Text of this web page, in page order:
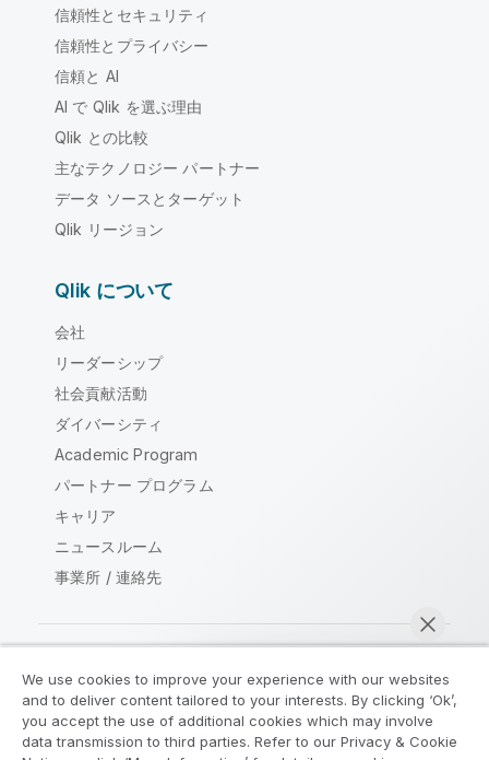
信頼性とセキュリティ
信頼性とプライバシー
信頼と AI
AI で Qlik を選ぶ理由
Qlik との比較
主なテクノロジー パートナー
データ ソースとターゲット
Qlik リージョン
Qlik について
会社
リーダーシップ
社会貢献活動
ダイバーシティ
Academic Program
パートナー プログラム
キャリア
ニュースルーム
事業所 / 連絡先
Qlik コミュニティ
法的契約 製品規約 Legal Policies
We use cookies to improve your experience with our websites
and to deliver content tailored to your interests. By clicking ‘Ok’,
you accept the use of additional cookies which may involve
data transmission to third parties. Refer to our Privacy & Cookie